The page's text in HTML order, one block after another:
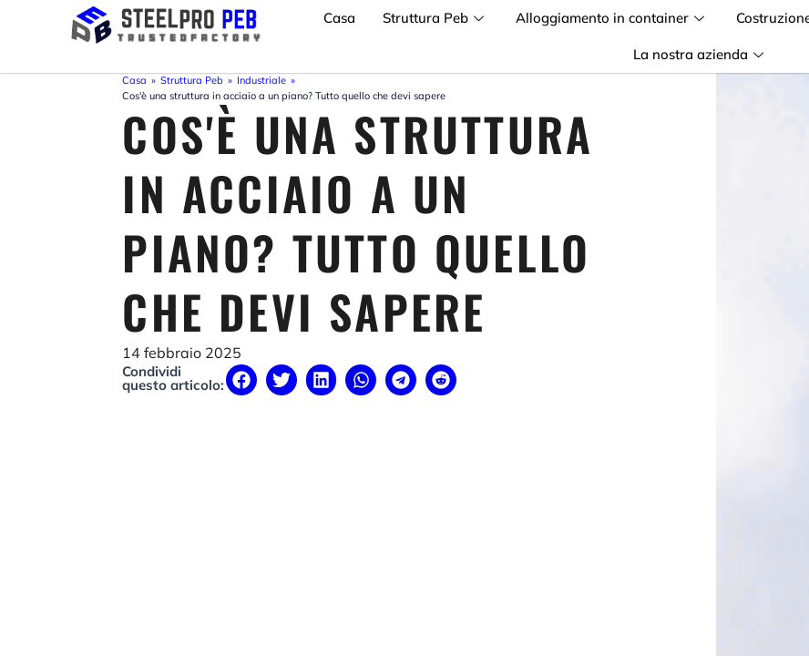
Casa Struttura Peb Alloggiamento in container
La nostra azienda
Casa » Struttura Peb » Industriale »
Cos'è una struttura in acciaio a un piano? Tutto quello che devi sapere
COS'È UNA STRUTTURA
IN ACCIAIO A UN
PIANO? TUTTO QUELLO
CHE DEVI SAPERE
14 febbraio 2025
Condividi
questo articolo: